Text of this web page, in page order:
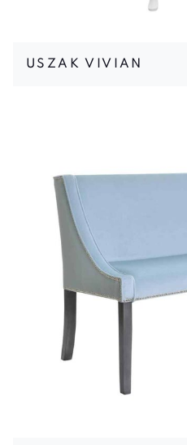
USZAK VIVIAN